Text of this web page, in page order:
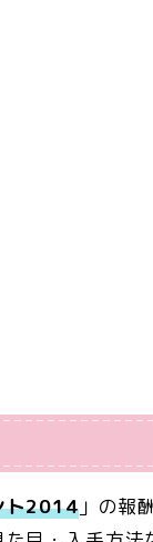
ト2014」の報